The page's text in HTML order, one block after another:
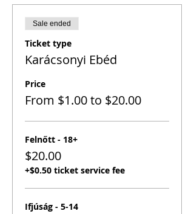
Sale ended
Ticket type
Karácsonyi Ebéd
Price
From $1.00 to $20.00
Felnőtt - 18+
$20.00
+$0.50 ticket service fee
Ifjúság - 5-14